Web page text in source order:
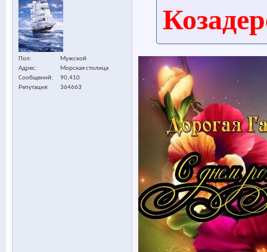
Пол
Мужской
Адрес
Морская столица
Сообщений
90,410
Репутация
364663